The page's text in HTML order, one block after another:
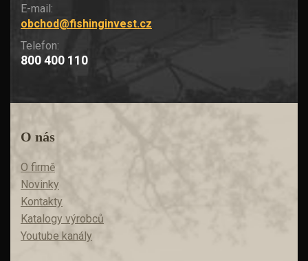
E-mail:
obchod@fishinginvest.cz
Telefon:
800 400 110
O nás
O firmě
Novinky
Kontakty
Katalogy výrobců
Youtube kanály